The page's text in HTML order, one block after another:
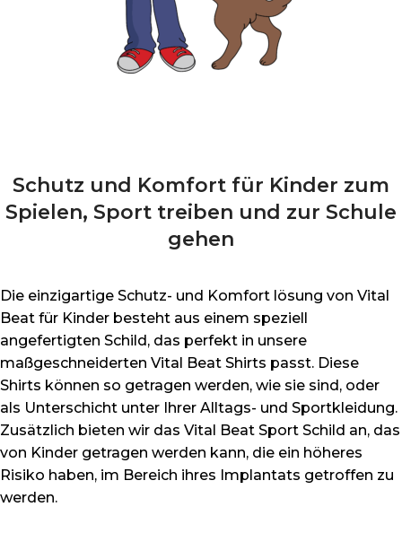
Schutz und Komfort für Kinder zum
Spielen, Sport treiben und zur Schule
gehen
Die einzigartige Schutz- und Komfort lösung von Vital
Beat für Kinder besteht aus einem speziell
angefertigten Schild, das perfekt in unsere
maßgeschneiderten Vital Beat Shirts passt. Diese
Shirts können so getragen werden, wie sie sind, oder
als Unterschicht unter Ihrer Alltags- und Sportkleidung.
Zusätzlich bieten wir das Vital Beat Sport Schild an, das
von Kinder getragen werden kann, die ein höheres
Risiko haben, im Bereich ihres Implantats getroffen zu
werden.